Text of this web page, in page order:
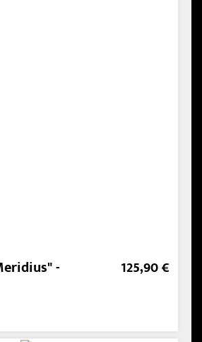
- 125,90 €